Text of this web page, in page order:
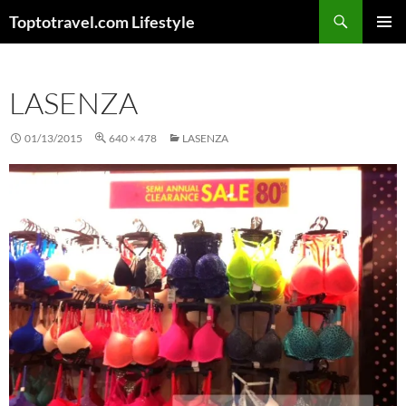
Toptotravel.com Lifestyle
LASENZA
01/13/2015 640 × 478 LASENZA